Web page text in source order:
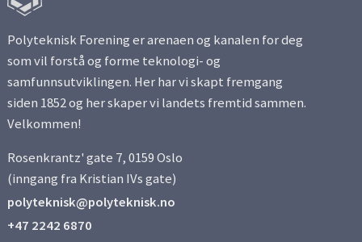
Polyteknisk Forening er arenaen og kanalen for deg
som vil forstå og forme teknologi- og
samfunnsutviklingen. Her har vi skapt fremgang
siden 1852 og her skaper vi landets fremtid sammen.
Velkommen!
Rosenkrantz' gate 7, 0159 Oslo
(inngang fra Kristian IVs gate)
polyteknisk@polyteknisk.no
+47 2242 6870